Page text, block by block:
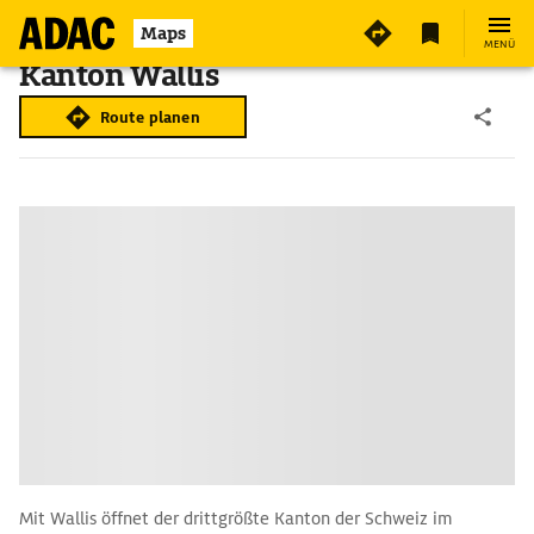
Maps MENÜ
Kanton Wallis
Route planen
Mit Wallis öffnet der drittgrößte Kanton der Schweiz im